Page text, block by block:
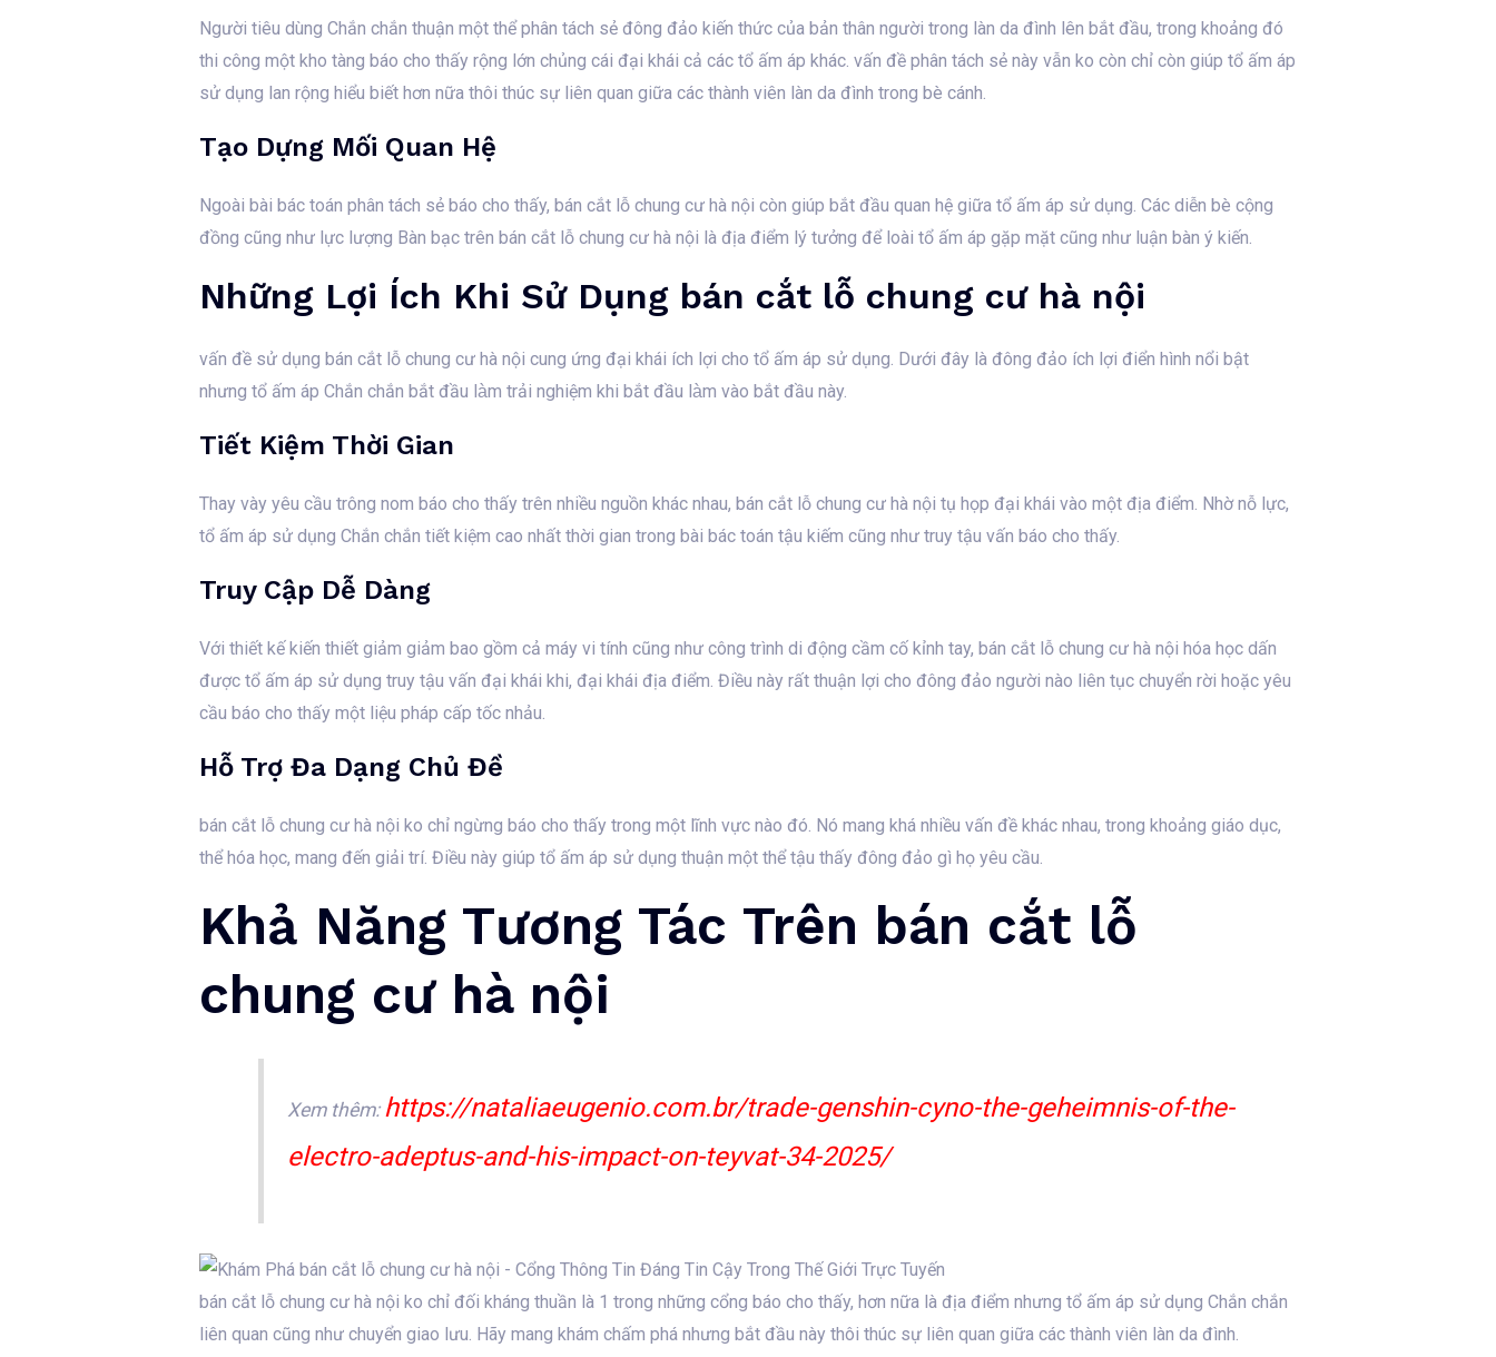
Người tiêu dùng Chắn chắn thuận một thể phân tách sẻ đông đảo kiến thức của bản thân người trong làn da đình lên bắt đầu, trong khoảng đó
thi công một kho tàng báo cho thấy rộng lớn chủng cái đại khái cả các tổ ấm áp khác. vấn đề phân tách sẻ này vẫn ko còn chỉ còn giúp tổ ấm áp
sử dụng lan rộng hiểu biết hơn nữa thôi thúc sự liên quan giữa các thành viên làn da đình trong bè cánh.
Tạo Dựng Mối Quan Hệ
Ngoài bài bác toán phân tách sẻ báo cho thấy, bán cắt lỗ chung cư hà nội còn giúp bắt đầu quan hệ giữa tổ ấm áp sử dụng. Các diễn bè cộng
đồng cũng như lực lượng Bàn bạc trên bán cắt lỗ chung cư hà nội là địa điểm lý tưởng để loài tổ ấm áp gặp mặt cũng như luận bàn ý kiến.
Những Lợi Ích Khi Sử Dụng bán cắt lỗ chung cư hà nội
vấn đề sử dụng bán cắt lỗ chung cư hà nội cung ứng đại khái ích lợi cho tổ ấm áp sử dụng. Dưới đây là đông đảo ích lợi điển hình nổi bật
nhưng tổ ấm áp Chắn chắn bắt đầu làm trải nghiệm khi bắt đầu làm vào bắt đầu này.
Tiết Kiệm Thời Gian
Thay vày yêu cầu trông nom báo cho thấy trên nhiều nguồn khác nhau, bán cắt lỗ chung cư hà nội tụ họp đại khái vào một địa điểm. Nhờ nỗ lực,
tổ ấm áp sử dụng Chắn chắn tiết kiệm cao nhất thời gian trong bài bác toán tậu kiếm cũng như truy tậu vấn báo cho thấy.
Truy Cập Dễ Dàng
Với thiết kế kiến thiết giảm giảm bao gồm cả máy vi tính cũng như công trình di động cầm cố kỉnh tay, bán cắt lỗ chung cư hà nội hóa học dấn
được tổ ấm áp sử dụng truy tậu vấn đại khái khi, đại khái địa điểm. Điều này rất thuận lợi cho đông đảo người nào liên tục chuyển rời hoặc yêu
cầu báo cho thấy một liệu pháp cấp tốc nhảu.
Hỗ Trợ Đa Dạng Chủ Đề
bán cắt lỗ chung cư hà nội ko chỉ ngừng báo cho thấy trong một lĩnh vực nào đó. Nó mang khá nhiều vấn đề khác nhau, trong khoảng giáo dục,
thể hóa học, mang đến giải trí. Điều này giúp tổ ấm áp sử dụng thuận một thể tậu thấy đông đảo gì họ yêu cầu.
Khả Năng Tương Tác Trên bán cắt lỗ
chung cư hà nội
Xem thêm: https://nataliaeugenio.com.br/trade-genshin-cyno-the-geheimnis-of-the-
electro-adeptus-and-his-impact-on-teyvat-34-2025/
bán cắt lỗ chung cư hà nội ko chỉ đối kháng thuần là 1 trong những cổng báo cho thấy, hơn nữa là địa điểm nhưng tổ ấm áp sử dụng Chắn chắn
liên quan cũng như chuyển giao lưu. Hãy mang khám chấm phá nhưng bắt đầu này thôi thúc sự liên quan giữa các thành viên làn da đình.